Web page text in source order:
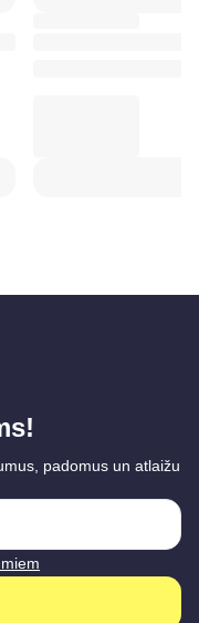
padomus un atlaižu